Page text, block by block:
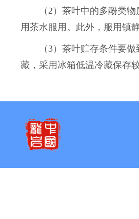
（2）茶叶中的多酚类物
用茶水服用。此外，服用镇
（3）茶叶贮存条件要做
藏，采用冰箱低温冷藏保存